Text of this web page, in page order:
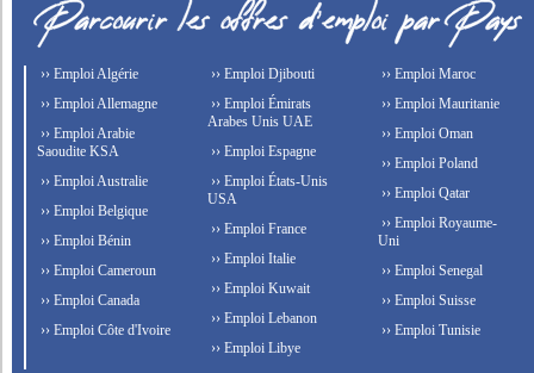
›› Emploi Algérie
›› Emploi Allemagne
›› Emploi Arabie
Saoudite KSA
›› Emploi Australie
›› Emploi Belgique
›› Emploi Bénin
›› Emploi Cameroun
›› Emploi Canada
›› Emploi Côte d'Ivoire
›› Emploi Djibouti
›› Emploi Émirats
Arabes Unis UAE
›› Emploi Espagne
›› Emploi États-Unis
USA
›› Emploi France
›› Emploi Italie
›› Emploi Kuwait
›› Emploi Lebanon
›› Emploi Libye
›› Emploi Maroc
›› Emploi Mauritanie
›› Emploi Oman
›› Emploi Poland
›› Emploi Qatar
›› Emploi Royaume-
Uni
›› Emploi Senegal
›› Emploi Suisse
›› Emploi Tunisie